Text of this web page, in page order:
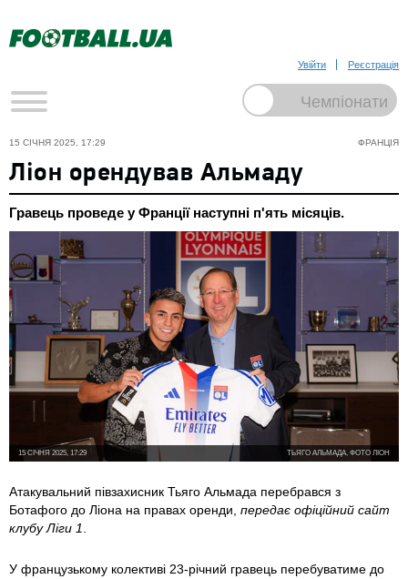
Увійти Реєстрація
ФРАНЦІЯ
15 СІЧНЯ 2025, 17:29
Ліон орендував Альмаду
Гравець проведе у Франції наступні п'ять місяців.
ТЬЯГО АЛЬМАДА, ФОТО ЛІОН
15 СІЧНЯ 2025, 17:29
Атакувальний півзахисник Тьяго Альмада перебрався з
Ботафого до Ліона на правах оренди, передає офіційний сайт
клубу Ліги 1.
У французькому колективі 23-річний гравець перебуватиме до